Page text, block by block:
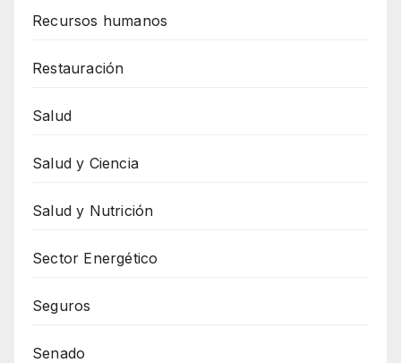
Recursos humanos
Restauración
Salud
Salud y Ciencia
Salud y Nutrición
Sector Energético
Seguros
Senado